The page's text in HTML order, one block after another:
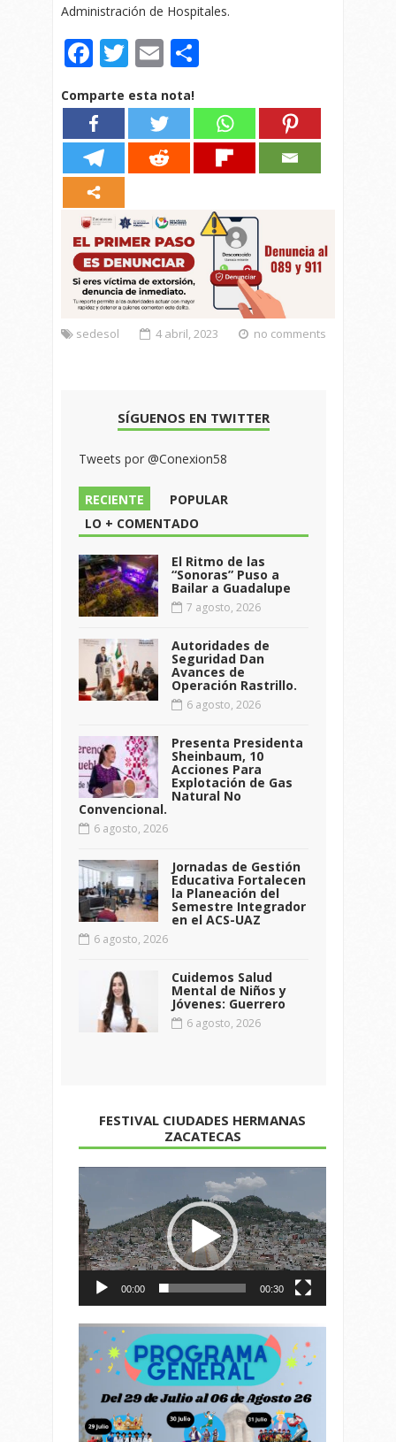
Administración de Hospitales.
Facebook
Twitter
Email
Comparte esta nota!
sedesol 4 abril, 2023 no comments
SÍGUENOS EN TWITTER
Tweets por @Conexion58
RECIENTE
POPULAR
LO + COMENTADO
El Ritmo de las
“Sonoras” Puso a
Bailar a Guadalupe
7 agosto, 2026
Autoridades de
Seguridad Dan
Avances de
Operación Rastrillo.
6 agosto, 2026
Presenta Presidenta
Sheinbaum, 10
Acciones Para
Explotación de Gas
Natural No
Convencional.
6 agosto, 2026
Jornadas de Gestión
Educativa Fortalecen
la Planeación del
Semestre Integrador
en el ACS-UAZ
6 agosto, 2026
Cuidemos Salud
Mental de Niños y
Jóvenes: Guerrero
6 agosto, 2026
FESTIVAL CIUDADES HERMANAS
ZACATECAS
de
vídeo
00:00 00:30